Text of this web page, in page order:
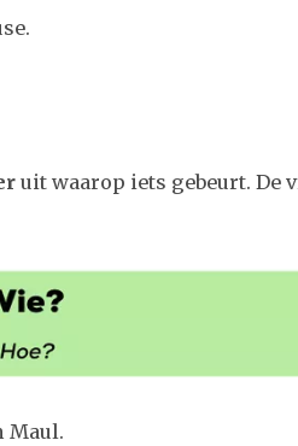
uit waarop iets gebeurt. De
Maul.